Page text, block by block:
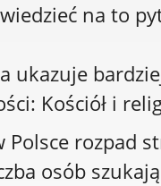
na to
ukazuje
Kościół i
rozpad
osób